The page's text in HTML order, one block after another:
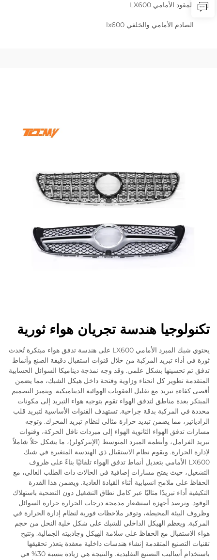
المقود الأمامي LX600
الصادم الأمامي والخلفي lx600
تكنولوجيا هندسة تجريان هواء ثورية
يحتوي شبك المبرد الأمامي LX600 على هندسة تدفق هواء مبتكرة تُحدث
ثورة في أداء تبريد المركبة من خلال قنوات استقبال دقيقة الصنع وأنماط
تدفق تم تحسينها بشكل علمي. وقد وجه نمذجة ديناميكا السوائل الحسابية
المتقدمة تطوير كل انحناء وزاوية وفتحة داخل هيكل الشبك، مما يضمن
أقصى كفاءة تبريد مع تقليل العقوبات الهوائية الديناميكية. ويتميز التصميم
المبتكر بعدة مناطق لتدفق الهواء تقوم بتوجيه هواء التبريد إلى مكونات
محددة في المركبة بدقة جراحية. تستهدف القنوات الأساسية لتبريد قلب
الرادياتير، مما يضمن تبديد حرارة مثالي لنظام تبريد المحرك. وتوجه
مسارات تدفق الهواء الثانوية الهواء إلى مبردات ناقل الحركة، وقنوات
تبريد الفرامل، وأنظمة المبرد المتوسط (الإنتركولر)، ما يشكل حلاً شاملاً
لإدارة الحرارة. ويقوم نظام الاستقبال ذي الهندسة المتغيرة في شبك
LX600 الأمامي بتعديل أنماط تدفق الهواء تلقائيًا بناءً على ظروف
التشغيل، حيث يفتح مسارات إضافية في الحالات ذات الطلب العالي، مع
الحفاظ على ملامح انسيابية أثناء القيادة العادية. ويضمن هذا القدرة
التكيفية أداء تبريدًا مثاليًا عبر كامل نطاق التشغيل دون التضحية باستهلاك
الوقود. وترصد أجهزة استشعار مدمجة درجات الحرارة حرارة السوائل
وظروف البيئة المحيطة، وتوفر ملاحظات فورية لنظام إدارة الحرارة في
المركبة. ويعظم الهيكل الداخلي للشبك على شكل خلية النحل من حجم
هواء الاستقبال مع الحفاظ على سلامة الهيكل وجاذبيته الجمالية. وتتيح
تقنيات التصنيع المتقدمة إنشاء هندسات داخلية معقدة يتعذر تحقيقها
باستخدام أساليب التصنيع التقليدية. والنتيجة هي زيادة بنسبة 30% في